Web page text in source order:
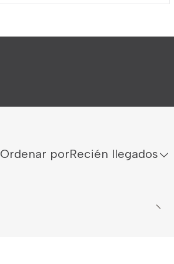
Ordenar porRecién llegados